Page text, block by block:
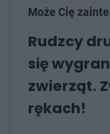
Może Cię
Rudzcy
się
zwierząt.
rękach!